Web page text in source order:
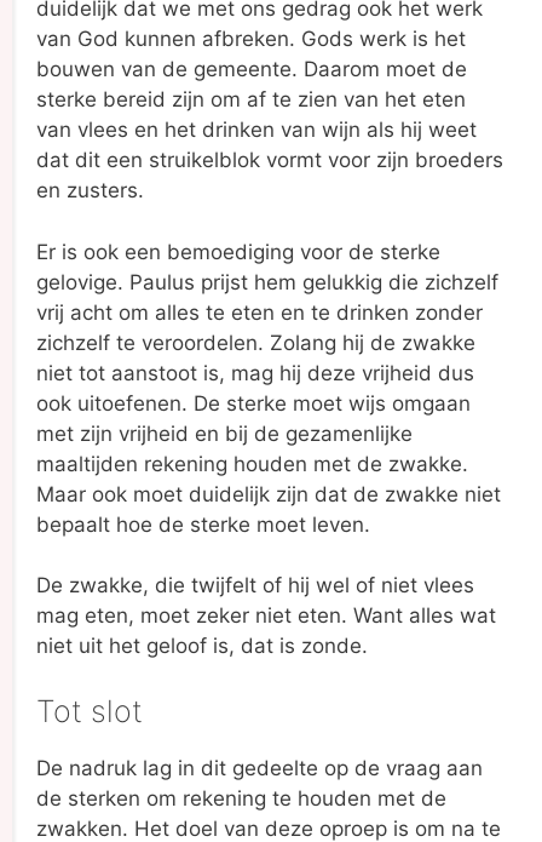
duidelijk dat we met ons gedrag ook het werk
van God kunnen afbreken. Gods werk is het
bouwen van de gemeente. Daarom moet de
sterke bereid zijn om af te zien van het eten
van vlees en het drinken van wijn als hij weet
dat dit een struikelblok vormt voor zijn broeders
en zusters.
Er is ook een bemoediging voor de sterke
gelovige. Paulus prijst hem gelukkig die zichzelf
vrij acht om alles te eten en te drinken zonder
zichzelf te veroordelen. Zolang hij de zwakke
niet tot aanstoot is, mag hij deze vrijheid dus
ook uitoefenen. De sterke moet wijs omgaan
met zijn vrijheid en bij de gezamenlijke
maaltijden rekening houden met de zwakke.
Maar ook moet duidelijk zijn dat de zwakke niet
bepaalt hoe de sterke moet leven.
De zwakke, die twijfelt of hij wel of niet vlees
mag eten, moet zeker niet eten. Want alles wat
niet uit het geloof is, dat is zonde.
Tot slot
De nadruk lag in dit gedeelte op de vraag aan
de sterken om rekening te houden met de
zwakken. Het doel van deze oproep is om na te